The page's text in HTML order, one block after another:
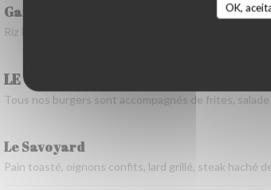
OK,
Gardiane de taureau
Riz IGP Camargue et légumes du moment
LE COIN DU BURGER
Tous nos burgers sont accompagnés de frites,
Le Savoyard
Pain toasté, oignons confits, lard grillé, steak haché